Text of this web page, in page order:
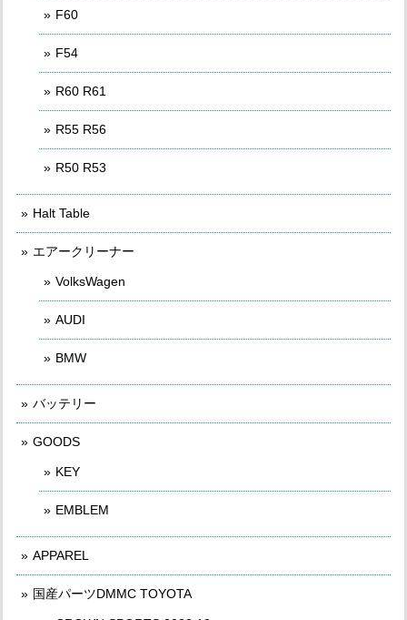
F60
F54
R60 R61
R55 R56
R50 R53
Halt Table
エアークリーナー
VolksWagen
AUDI
BMW
バッテリー
GOODS
KEY
EMBLEM
APPAREL
国産パーツDMMC TOYOTA